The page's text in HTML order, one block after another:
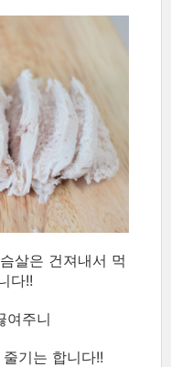
살은 건져내서 먹
다!!
여주니
기는 합니다!!